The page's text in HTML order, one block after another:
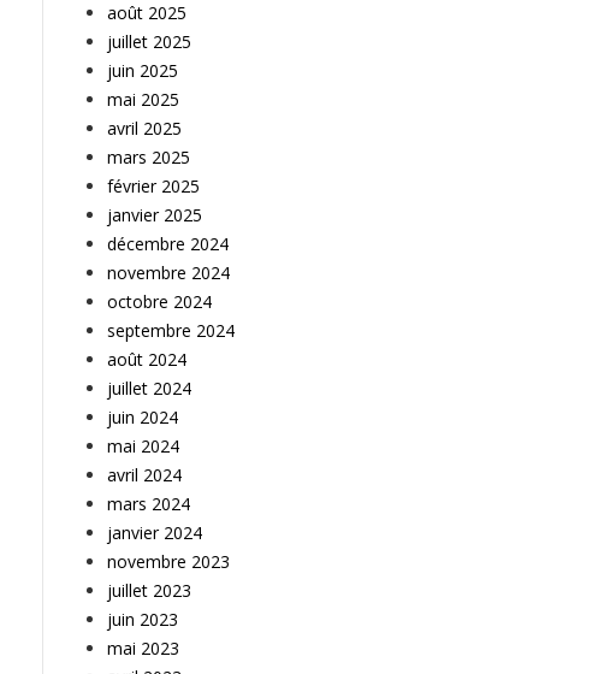
août 2025
juillet 2025
juin 2025
mai 2025
avril 2025
mars 2025
février 2025
janvier 2025
décembre 2024
novembre 2024
octobre 2024
septembre 2024
août 2024
juillet 2024
juin 2024
mai 2024
avril 2024
mars 2024
janvier 2024
novembre 2023
juillet 2023
juin 2023
mai 2023